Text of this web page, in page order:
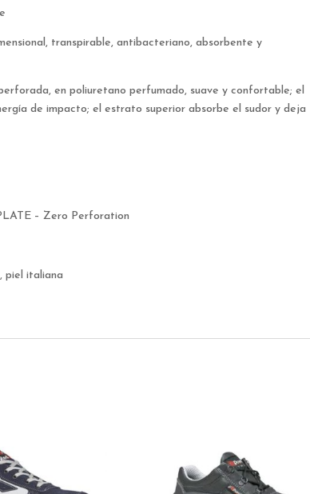
transpirable, antibacteriano, absorbente y
en poliuretano perfumado, suave y confortable; el
de impacto; el estrato superior absorbe el sudor y deja
– Zero Perforation
piel italiana